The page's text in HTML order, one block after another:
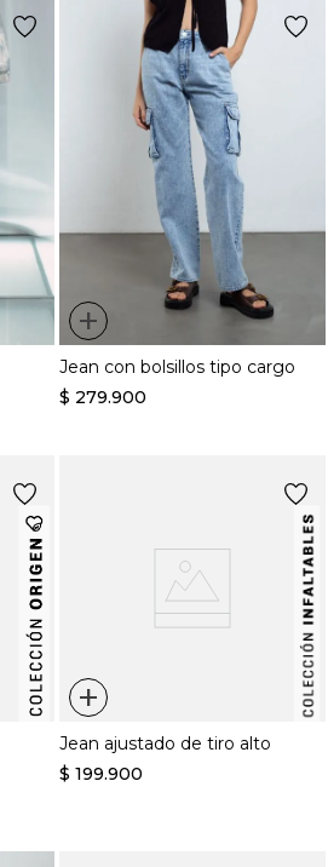
+
Jean con bolsillos tipo cargo
$ 279.900
+
Jean ajustado de tiro alto
$ 199.900